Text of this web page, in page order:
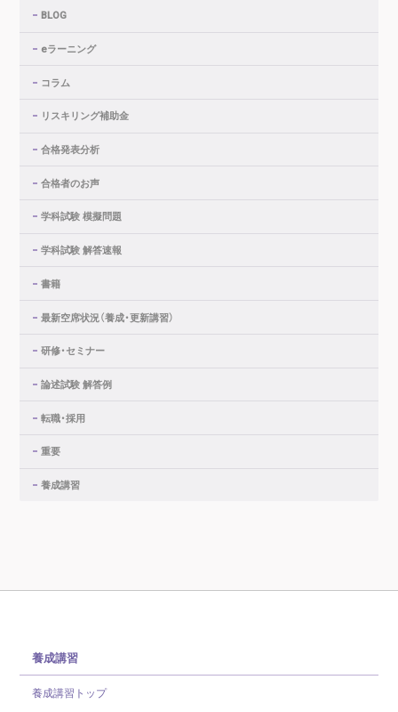
BLOG
eラーニング
コラム
リスキリング補助金
合格発表分析
合格者のお声
学科試験 模擬問題
学科試験 解答速報
書籍
最新空席状況（養成・更新講習）
研修・セミナー
論述試験 解答例
転職・採用
重要
養成講習
養成講習
養成講習トップ